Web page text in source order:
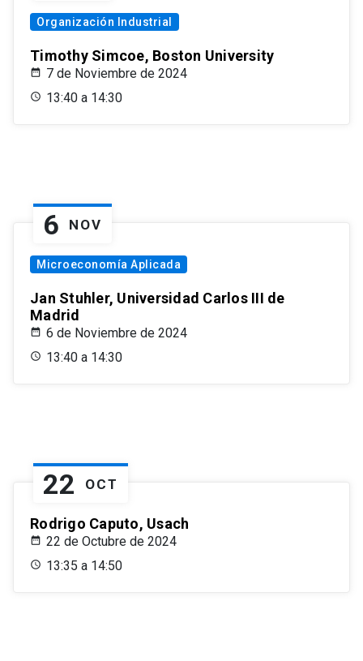
Organización Industrial
Timothy Simcoe, Boston University
7 de Noviembre de 2024
13:40 a 14:30
6 NOV
Microeconomía Aplicada
Jan Stuhler, Universidad Carlos III de
Madrid
6 de Noviembre de 2024
13:40 a 14:30
22 OCT
Rodrigo Caputo, Usach
22 de Octubre de 2024
13:35 a 14:50